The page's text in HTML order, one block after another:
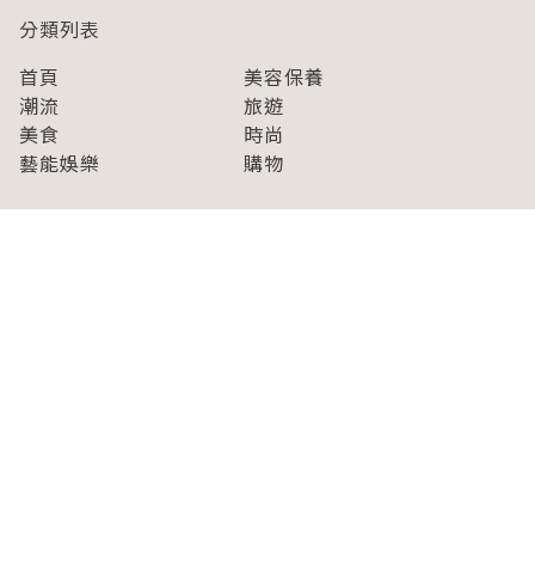
分類列表
首頁
美容保養
潮流
旅遊
美食
時尚
藝能娛樂
購物